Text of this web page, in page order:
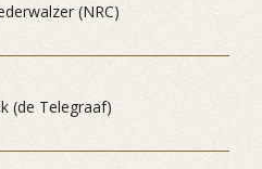
(NRC)
(de Telegraaf)